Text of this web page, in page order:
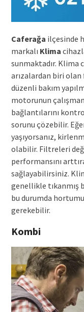
Caferağa ilçesinde
markalı Klima
sunmaktadır. Klima
arızalardan biri
düzenli bakım
motorunun
bağlantılarını
sorunu çözebilir.
yaşıyorsanız,
olabilir. Filtreleri
performansını
sağlayabilirsiniz.
genellikle tıkanmış
bu durumda
gerekebilir.
Kombi